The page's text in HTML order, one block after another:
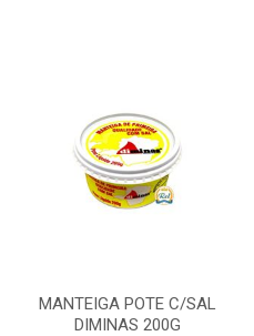
MANTEIGA POTE C/SAL
DIMINAS 200G